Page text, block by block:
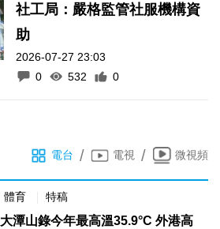
社工局：嚴格監管社服機構資
助
2026-07-27 23:03
0
532 0
電台 / 電視 / 微視頻
體育 特稿
大潭山錄今年最高溫35.9°C 外港高